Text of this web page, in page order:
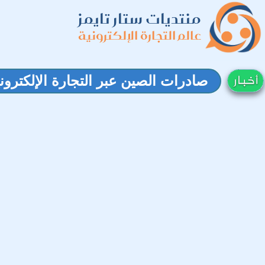
منتديات ستار تايمز
عالم التجارة الإلكترونية
صادرات الصين عبر التجارة